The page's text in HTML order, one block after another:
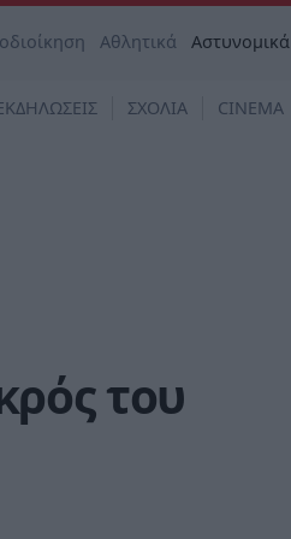
Αθλητικά Αστυνομικά
ΣΧΟΛΙΑ CINEMA
του